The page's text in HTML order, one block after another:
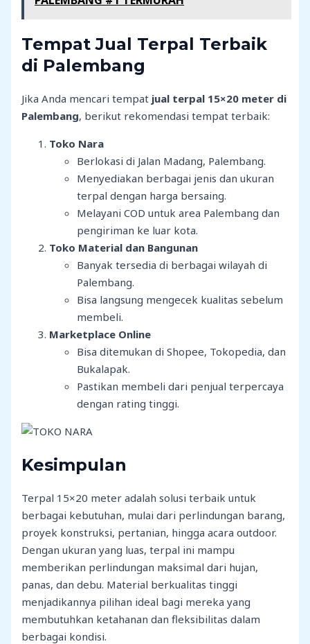
Tempat Jual Terpal Terbaik
di Palembang
Jika Anda mencari tempat jual terpal 15×20 meter di
Palembang, berikut rekomendasi tempat terbaik:
Toko Nara
Berlokasi di Jalan Madang, Palembang.
Menyediakan berbagai jenis dan ukuran
terpal dengan harga bersaing.
Melayani COD untuk area Palembang dan
pengiriman ke luar kota.
Toko Material dan Bangunan
Banyak tersedia di berbagai wilayah di
Palembang.
Bisa langsung mengecek kualitas sebelum
membeli.
Marketplace Online
Bisa ditemukan di Shopee, Tokopedia, dan
Bukalapak.
Pastikan membeli dari penjual terpercaya
dengan rating tinggi.
Kesimpulan
Terpal 15×20 meter adalah solusi terbaik untuk
berbagai kebutuhan, mulai dari perlindungan barang,
proyek konstruksi, pertanian, hingga acara outdoor.
Dengan ukuran yang luas, terpal ini mampu
memberikan perlindungan maksimal dari hujan,
panas, dan debu. Material berkualitas tinggi
menjadikannya pilihan ideal bagi mereka yang
membutuhkan ketahanan dan fleksibilitas dalam
berbagai kondisi.